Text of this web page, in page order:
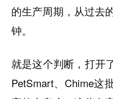
的生产周期，从过去
钟。
就是这个判断，打开
PetSmart、Chime这